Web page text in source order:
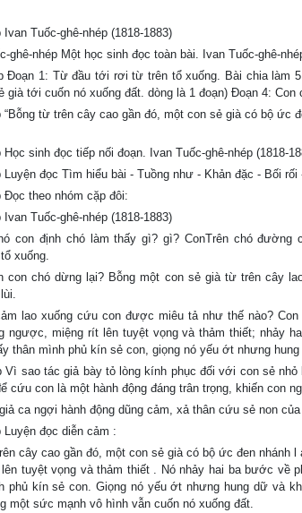
Tuốc-ghê-nhép (1818-1883)
ghê-nhép Một học sinh đọc toàn bài. Ivan Tuốc-ghê-
Đoạn 1: Từ đầu tới rơi từ trên tổ xuống. Bài chia làm
già tới cuốn nó xuống đất. dòng là 1 đoạn) Đoạn 4:
“Bỗng từ trên cây cao gần đó, một con sẻ già có bộ
sinh đọc tiếp nối đoạn. Ivan Tuốc-ghê-nhép (1818-
Luyện đọc Tìm hiểu bài - Tuồng như - Khản đặc - Bối rối
Đọc theo nhóm cặp đôi:
Tuốc-ghê-nhép (1818-1883)
con định chó làm thấy gì? gì? ConTrên chó
xuống.
con chó dừng lại? Bỗng một con sẻ già từ trên cây
lao xuống cứu con được miêu tả như thế nào?
ngược, miệng rít lên tuyệt vọng và thảm thiết; nhảy
thân mình phủ kín sẻ con, giọng nó yếu ớt nhưng
Vì sao tác giả bày tỏ lòng kính phục đối với con sẻ
cứu con là một hành động đáng trân trọng, khiến con
ca ngợi hành động dũng cảm, xả thân cứu sẻ non
Luyện đọc diễn cảm :
cây cao gần đó, một con sẻ già có bộ ức đen
tuyệt vọng và thảm thiết . Nó nhảy hai ba bước về
phủ kín sẻ con. Giọng nó yếu ớt nhưng hung dữ và
một sức mạnh vô hình vẫn cuốn nó xuống đất.